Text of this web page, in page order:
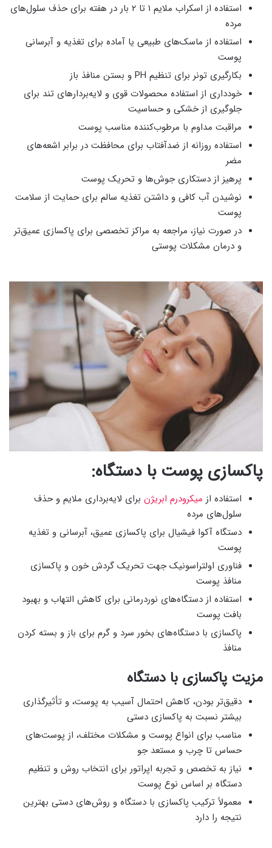
استفاده از اسکراب ملایم ۱ تا ۲ بار در هفته برای حذف سلول‌های
مرده
استفاده از ماسک‌های طبیعی یا آماده برای تغذیه و آبرسانی
پوست
بکارگیری تونر برای تنظیم PH و بستن منافذ باز
خودداری از استفاده محصولات قوی و لایه‌بردارهای تند برای
جلوگیری از خشکی و حساسیت
مراقبت مداوم با مرطوب‌کننده مناسب پوست
استفاده روزانه از ضدآفتاب برای محافظت در برابر اشعه‌های
مضر
پرهیز از دستکاری جوش‌ها و تحریک پوست
نوشیدن آب کافی و داشتن تغذیه سالم برای حمایت از سلامت
پوست
در صورت نیاز، مراجعه به مراکز تخصصی برای پاکسازی عمیق‌تر
و درمان مشکلات پوستی
پاکسازی پوست با دستگاه:
استفاده از میکرودرم ابریژن برای لایه‌برداری ملایم و حذف
سلول‌های مرده
دستگاه آکوا فیشیال برای پاکسازی عمیق، آبرسانی و تغذیه
پوست
فناوری اولتراسونیک جهت تحریک گردش خون و پاکسازی
منافذ پوست
استفاده از دستگاه‌های نوردرمانی برای کاهش التهاب و بهبود
بافت پوست
پاکسازی با دستگاه‌های بخور سرد و گرم برای باز و بسته کردن
منافذ
مزیت پاکسازی با دستگاه‌
دقیق‌تر بودن، کاهش احتمال آسیب به پوست، و تأثیرگذاری
بیشتر نسبت به پاکسازی دستی
مناسب برای انواع پوست و مشکلات مختلف، از پوست‌های
حساس تا چرب و مستعد جو
نیاز به تخصص و تجربه اپراتور برای انتخاب روش و تنظیم
دستگاه بر اساس نوع پوست
معمولاً ترکیب پاکسازی با دستگاه و روش‌های دستی بهترین
نتیجه را دارد